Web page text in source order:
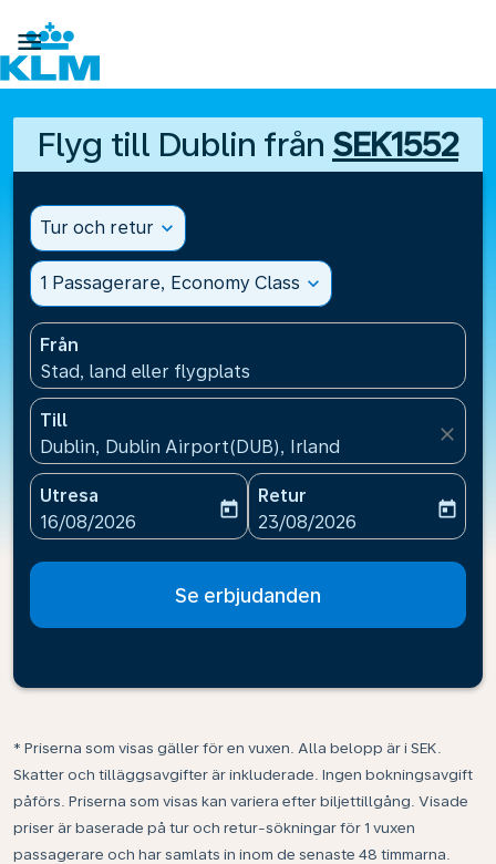

Flyg till Dublin från SEK1552
Tur och retur expand_more
1 Passagerare, Economy Class expand_more
Från
Stad, land eller flygplats
Till
Dublin, Dublin Airport(DUB), Irland
close
Utresa
fc-booking-departure-date-aria-label
16/08/2026
today
Retur
fc-booking-return-date-
23/08/2026
today
Se erbjudanden
* Priserna som visas gäller för en vuxen. Alla belopp är i SEK.
Skatter och tilläggsavgifter är inkluderade. Ingen bokningsavgift
påförs. Priserna som visas kan variera efter biljettillgång. Visade
priser är baserade på tur och retur-sökningar för 1 vuxen
passagerare och har samlats in inom de senaste 48 timmarna.